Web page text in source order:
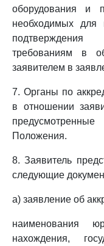
оборудования и
необходимых для
подтверждения
требованиям в
заявителем в
7. Органы по
в отношении
предусмотренные
Положения.
8. Заявитель
следующие
а) заявление об
наименования
нахождения,